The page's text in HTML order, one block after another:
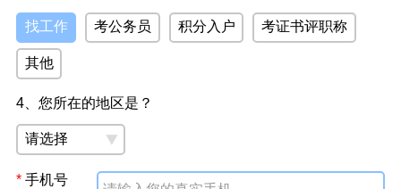
找工作 考公务员 积分入户 考证书评职称
其他
4、您所在的地区是？
*手机号